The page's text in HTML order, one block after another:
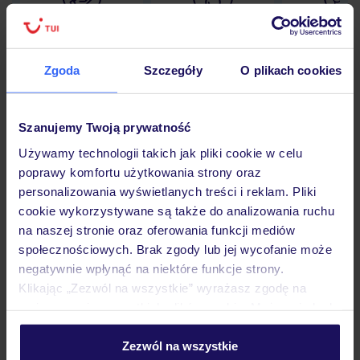
Zgoda Szczegóły O plikach cookies
Szanujemy Twoją prywatność
Używamy technologii takich jak pliki cookie w celu
poprawy komfortu użytkowania strony oraz
personalizowania wyświetlanych treści i reklam. Pliki
cookie wykorzystywane są także do analizowania ruchu
na naszej stronie oraz oferowania funkcji mediów
społecznościowych. Brak zgody lub jej wycofanie może
negatywnie wpłynąć na niektóre funkcje strony.
Klikając „Zezwól na wszystkie” wyrażasz zgodę na
personalizować swój wybór wchodząc w zakładkę
Zezwól na wszystkie
Lider niskich cen 30 lat w
Hotel
Pokoje
Wyżywienie
Atrakcje